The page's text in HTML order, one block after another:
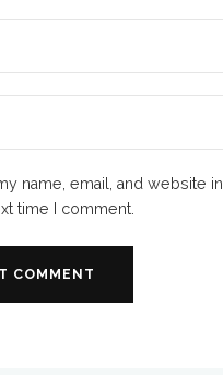
name, email, and website
time I comment.